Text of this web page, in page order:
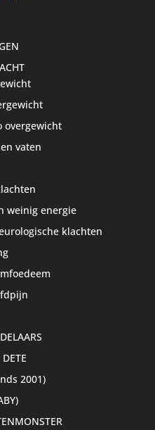
overgewicht
vaten
weinig energie
klachten
2001)